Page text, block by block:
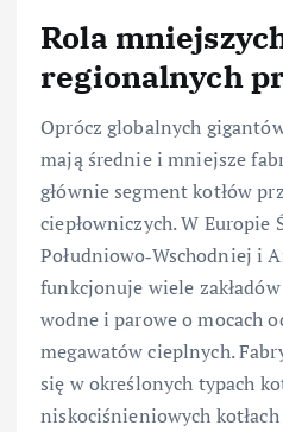
Rola
regionalnych
Oprócz globalnych
mają średnie i mniejsze
głównie segment kotłów
ciepłowniczych. W Europie
Południowo‑Wschodniej i
funkcjonuje wiele
wodne i parowe o mocach
megawatów cieplnych.
się w określonych typach
niskociśnieniowych